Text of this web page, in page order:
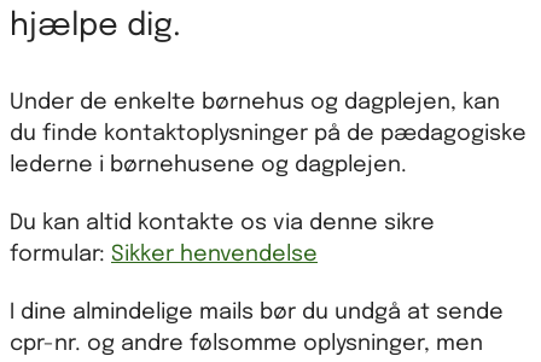
hjælpe dig.
Under de enkelte børnehus og dagplejen, kan
du finde kontaktoplysninger på de pædagogiske
lederne i børnehusene og dagplejen.
Du kan altid kontakte os via denne sikre
formular: Sikker henvendelse
I dine almindelige mails bør du undgå at sende
cpr-nr. og andre følsomme oplysninger, men